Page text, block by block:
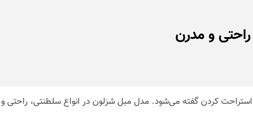
و مدرن
استراحت کردن گفته می‌شود. مدل مبل شزلون در انواع سلطنتی، راحتی و